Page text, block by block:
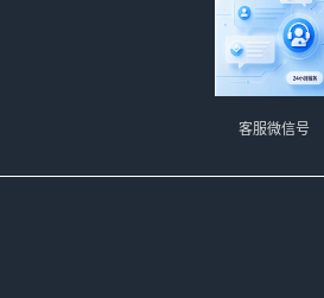
客服微信号